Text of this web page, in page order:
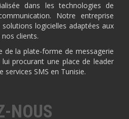
dans les technologies de
Notre entreprise
logicielles adaptées aux
clients.
de la plate-forme de messagerie
procurant une place de leader
services SMS en Tunisie.
NOUS